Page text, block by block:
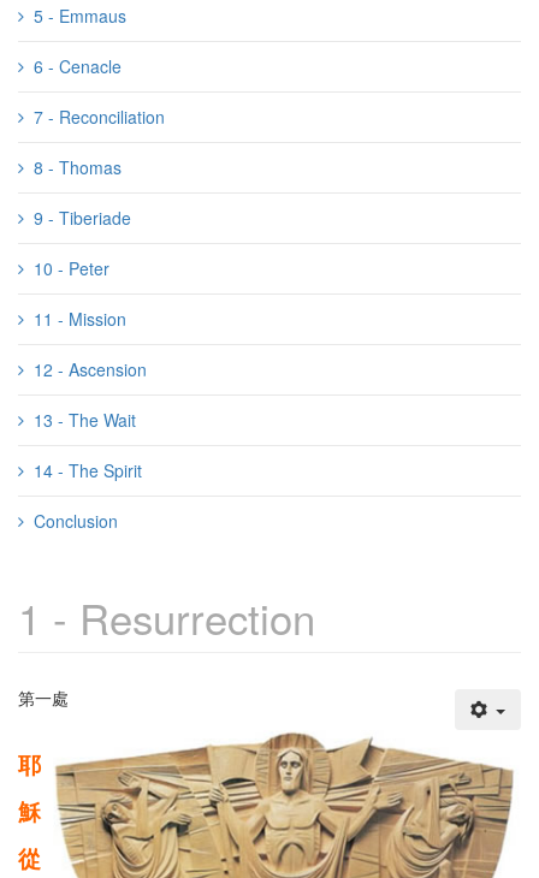
5 - Emmaus
6 - Cenacle
7 - Reconciliation
8 - Thomas
9 - Tiberiade
10 - Peter
11 - Mission
12 - Ascension
13 - The Wait
14 - The Spirit
Conclusion
1 - Resurrection
第一處
耶
穌
從